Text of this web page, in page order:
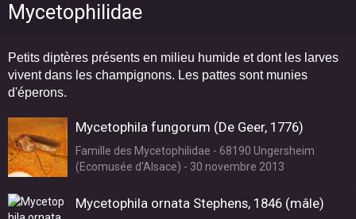
Mycetophilidae
Petits diptères présents en milieu humide et dont les larves
vivent dans les champignons. Les pattes sont munies
d'éperons.
Mycetophila fungorum (De Geer, 1776)
Famille des Mycetophilidae - 68190 Ungersheim
(Ecomusée d'Alsace) - 30 novembre 2013
Mycetophila ornata Stephens, 1846 (mâle)